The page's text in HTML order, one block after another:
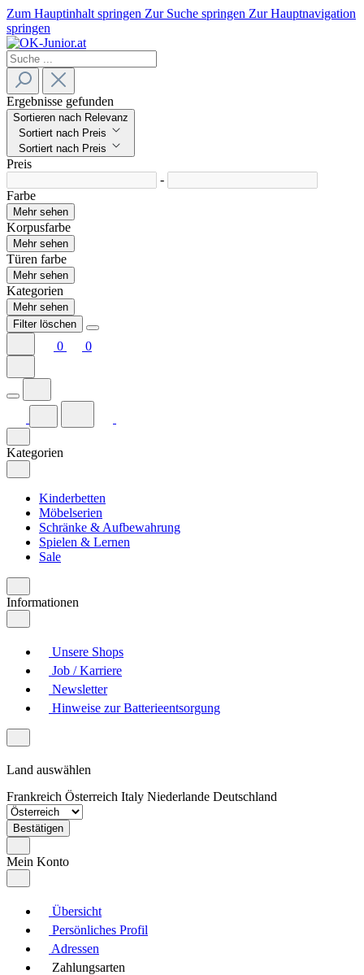
Zum Hauptinhalt springen Zur Suche springen Zur Hauptnavigation
springen
Ergebnisse gefunden
Sortieren nach Relevanz
Sortiert nach Preis
Sortiert nach Preis
Preis
-
Farbe
Mehr sehen
Korpusfarbe
Mehr sehen
Türen farbe
Mehr sehen
Kategorien
Mehr sehen
Filter löschen
0 0
Kategorien
Kinderbetten
Möbelserien
Schränke & Aufbewahrung
Spielen & Lernen
Sale
Informationen
Unsere Shops
Job / Karriere
Newsletter
Hinweise zur Batterieentsorgung
Land auswählen
Frankreich Österreich Italy Niederlande Deutschland
Bestätigen
Mein Konto
Übersicht
Persönliches Profil
Adressen
Zahlungsarten